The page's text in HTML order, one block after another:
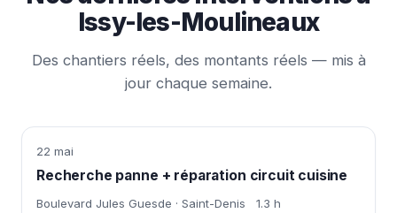
Issy-les-Moulineaux
Des chantiers réels, des montants réels — mis à
jour chaque semaine.
22 mai
Recherche panne + réparation circuit cuisine
Boulevard Jules Guesde · Saint-Denis 1.3 h